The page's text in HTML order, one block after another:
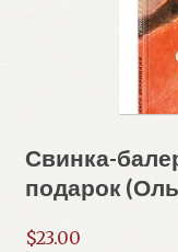
Свинка-
подарок
$23.00